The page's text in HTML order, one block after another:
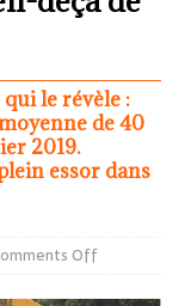
qui le révèle :
de 40
2019.
essor dans
Off